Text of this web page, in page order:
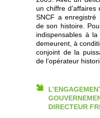
un chiffre
SNCF a enregistré
de son histoire.
indispensables à
demeurent, à
conjoint de la
de l’opérateur
DIRECTEUR